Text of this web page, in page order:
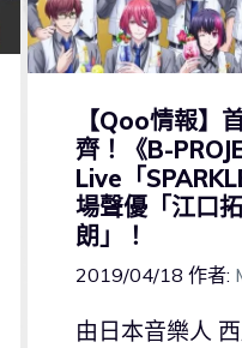
【Qoo情報】
齊！《B-
Live「
場聲優「江口
朗」！
2019/04/18 作者:
由日本音樂人